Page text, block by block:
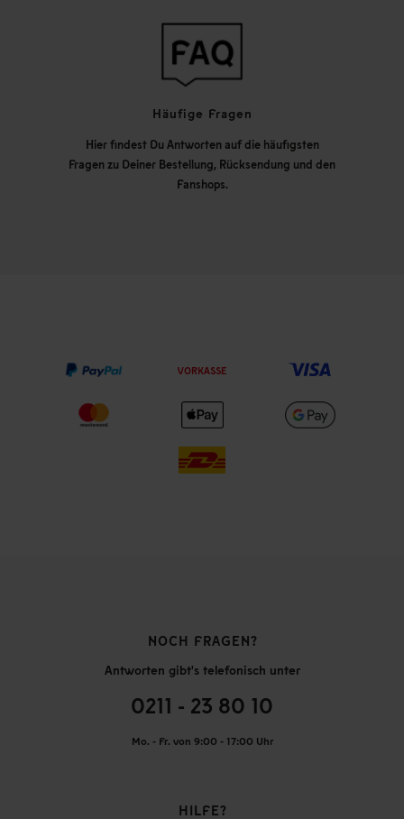
Häufige Fragen
Hier findest Du Antworten auf die häufigsten
Fragen zu Deiner Bestellung, Rücksendung und den
Fanshops.
VORKASSE
NOCH FRAGEN?
Antworten gibt's telefonisch unter
0211 - 23 80 10
Mo. - Fr. von 9:00 - 17:00 Uhr
HILFE?